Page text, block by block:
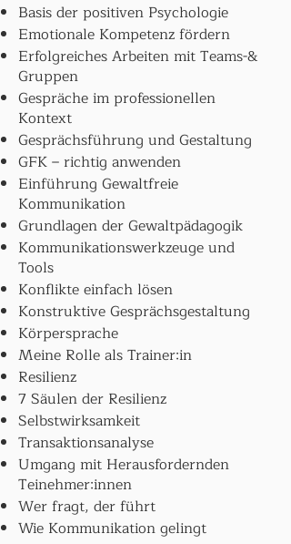
Basis der positiven Psychologie
Emotionale Kompetenz fördern
Erfolgreiches Arbeiten mit Teams-&
Gruppen
Gespräche im professionellen
Kontext
Gesprächsführung und Gestaltung
GFK – richtig anwenden
Einführung Gewaltfreie
Kommunikation
Grundlagen der Gewaltpädagogik
Kommunikationswerkzeuge und
Tools
Konflikte einfach lösen
Konstruktive Gesprächsgestaltung
Körpersprache
Meine Rolle als Trainer:in
Resilienz
7 Säulen der Resilienz
Selbstwirksamkeit
Transaktionsanalyse
Umgang mit Herausfordernden
Teinehmer:innen
Wer fragt, der führt
Wie Kommunikation gelingt